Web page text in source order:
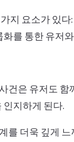
지 요소가 있
를 통한 유저
건은 유저도
지하게 된다.
를 더욱 깊게